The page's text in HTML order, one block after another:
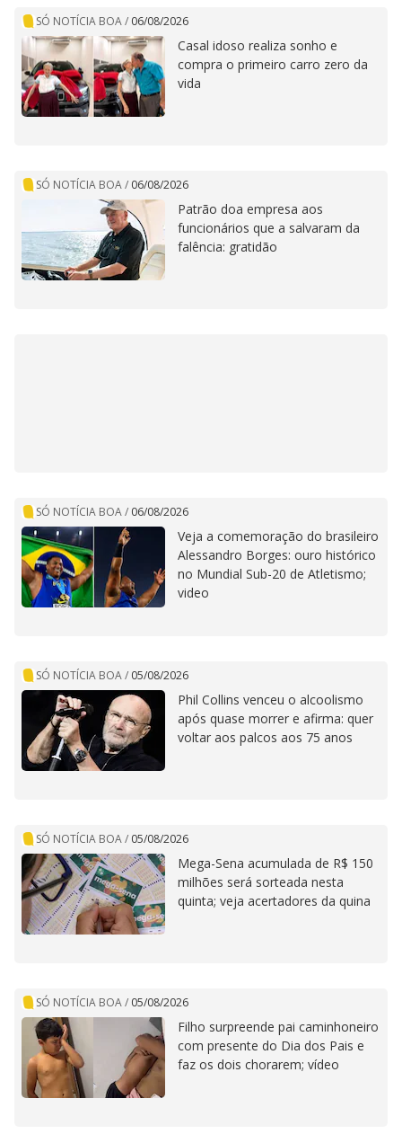
SÓ NOTÍCIA BOA/ 06/08/2026
Casal idoso realiza sonho e
compra o primeiro carro zero da
vida
SÓ NOTÍCIA BOA/ 06/08/2026
Patrão doa empresa aos
funcionários que a salvaram da
falência: gratidão
SÓ NOTÍCIA BOA/ 06/08/2026
Veja a comemoração do brasileiro
Alessandro Borges: ouro histórico
no Mundial Sub-20 de Atletismo;
video
SÓ NOTÍCIA BOA/ 05/08/2026
Phil Collins venceu o alcoolismo
após quase morrer e afirma: quer
voltar aos palcos aos 75 anos
SÓ NOTÍCIA BOA/ 05/08/2026
Mega-Sena acumulada de R$ 150
milhões será sorteada nesta
quinta; veja acertadores da quina
SÓ NOTÍCIA BOA/ 05/08/2026
Filho surpreende pai caminhoneiro
com presente do Dia dos Pais e
faz os dois chorarem; vídeo